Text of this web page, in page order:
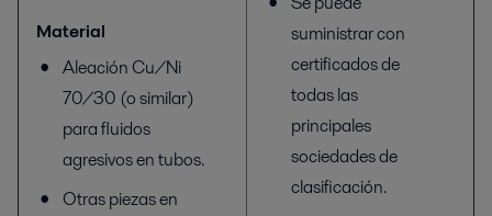
Material
Aleación Cu/Ni
70/30 (o similar)
para fluidos
agresivos en tubos.
Otras piezas en
suministrar con
certificados de
todas las
principales
sociedades de
clasificación.